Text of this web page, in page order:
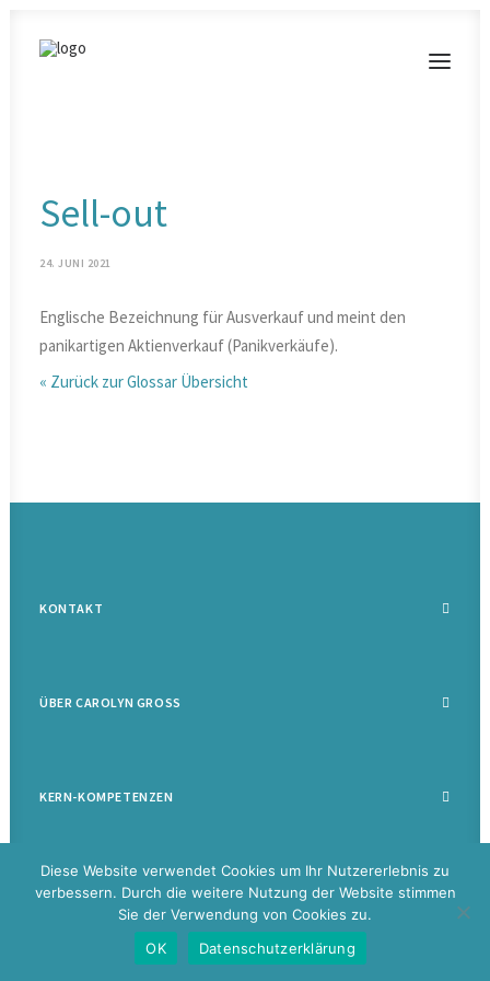
VORTRÄGE
Sell-out
24. JUNI 2021
Englische Bezeichnung für Ausverkauf und meint den
panikartigen Aktienverkauf (Panikverkäufe).
« Zurück zur Glossar Übersicht
KONTAKT
ÜBER CAROLYN GROSS
KERN-KOMPETENZEN
2026 Carolyn Groß |Datenschutz|Impressum|Disclaimer
Diese Website verwendet Cookies um Ihr Nutzererlebnis zu
verbessern. Durch die weitere Nutzung der Website stimmen
Sie der Verwendung von Cookies zu.
OK
Datenschutzerklärung